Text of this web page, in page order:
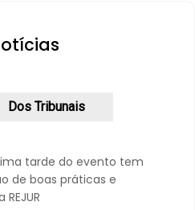
Dos Tribunais
tarde do evento tem
de boas práticas e